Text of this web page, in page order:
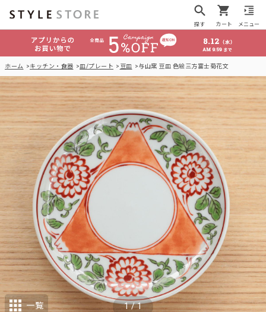
探す カート メニュー
ホーム キッチン・食器 皿/プレート 豆皿 与山窯 豆皿 色絵三方富士菊花文
1/1
一覧